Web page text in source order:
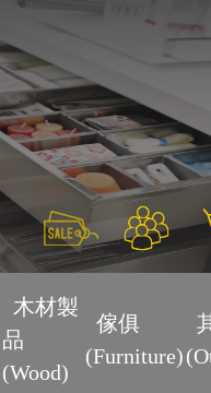
×
木材製
品
(Wood)
傢俱
(Furniture)